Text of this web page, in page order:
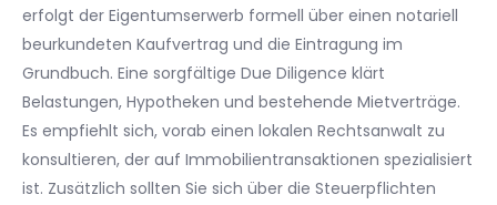
erfolgt der Eigentumserwerb formell über einen notariell
beurkundeten Kaufvertrag und die Eintragung im
Grundbuch. Eine sorgfältige Due Diligence klärt
Belastungen, Hypotheken und bestehende Mietverträge.
Es empfiehlt sich, vorab einen lokalen Rechtsanwalt zu
konsultieren, der auf Immobilientransaktionen spezialisiert
ist. Zusätzlich sollten Sie sich über die Steuerpflichten